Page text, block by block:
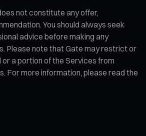
not constitute any offer,
You should always seek
advice before making any
Please note that Gate may restrict or
or a portion of the Services from
For more information, please read the